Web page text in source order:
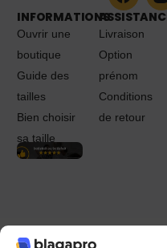
INFORMATIONS
Ouvrir une
boutique
Guide des
tailles
Bien choisir
sa taille
Livraison
Option
prénom
Conditions
de retour